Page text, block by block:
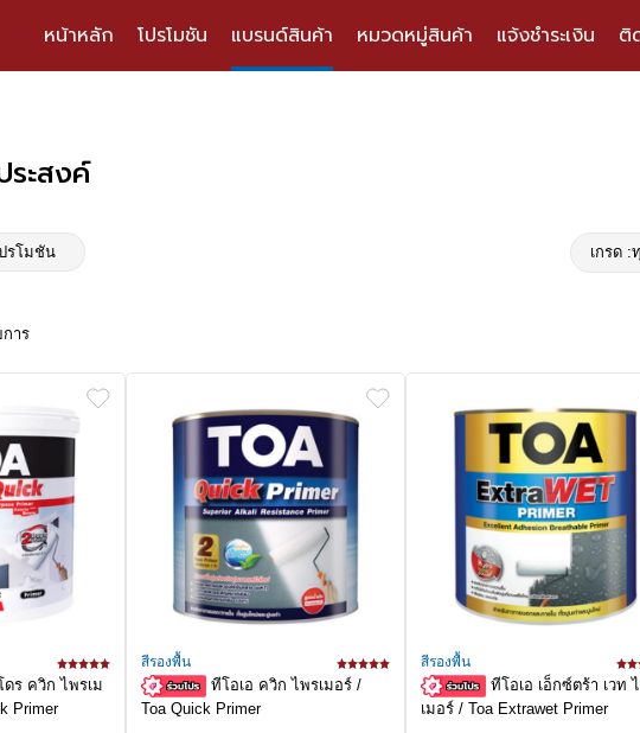
หน้าหลัก โปรโมชัน แบรนด์สินค้า หมวดหมู่สินค้า แจ้งชำระเงิน ติ
ะสงค์
รโมชัน เกรด :
การ
ดร ควิก ไพรเม
Primer
สีรองพื้น
ทีโอเอ ควิก ไพรเมอร์ /
Toa Quick Primer
สีรองพื้น
ทีโอเอ เอ็กซ์ตร้า เวท
เมอร์ / Toa Extrawet Primer